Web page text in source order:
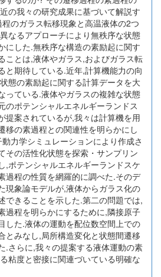
の我々の研究成果に基づいて解説す
のガラス転移現象と高温液体の2つ
なるアプローチにより無秩序な状態
にした.無秩序な構造の素励起に関す
ことは,液体やガラス,およびガラス転
と期待している.近年,計算機能力の向
態の素励起に関する計算データを大
っている.液体やガラスの複雑な状態
のポテンシャルエネルギーランドス
提案されているが,我々は計算機を用
移の素過程との関連性を明らかにし
力学シミュレーションにより作成さ
その活性化状態を探索・サンプリン
,ポテンシャルエネルギーランドスケ
過程の性質を網羅的に調べた.そのデ
現象論モデルが,液体からガラス化の
できることを示した.第二の問題では,
過程を明らかにするために,隣接原子
した.液体の運動を配位数空間上での
とみなし,局所構造変化と状態間遷移
.さらに,我々の提案する液体運動の素
粘度と密接に関連づいている明確な